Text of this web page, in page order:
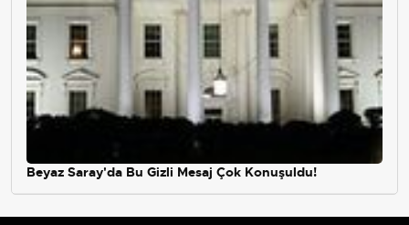
Beyaz Saray'da Bu Gizli Mesaj Çok Konuşuldu!